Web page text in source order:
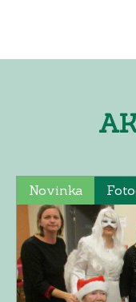
Novinka